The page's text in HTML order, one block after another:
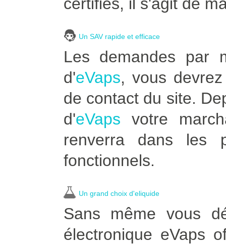
Un SAV rapide et efficace
Les demandes par
d'eVaps, vous
de contact du site.
d'eVaps votre
renverra dans les
fonctionnels.
Un grand choix d'eliquide
Sans même vous
électronique eVaps